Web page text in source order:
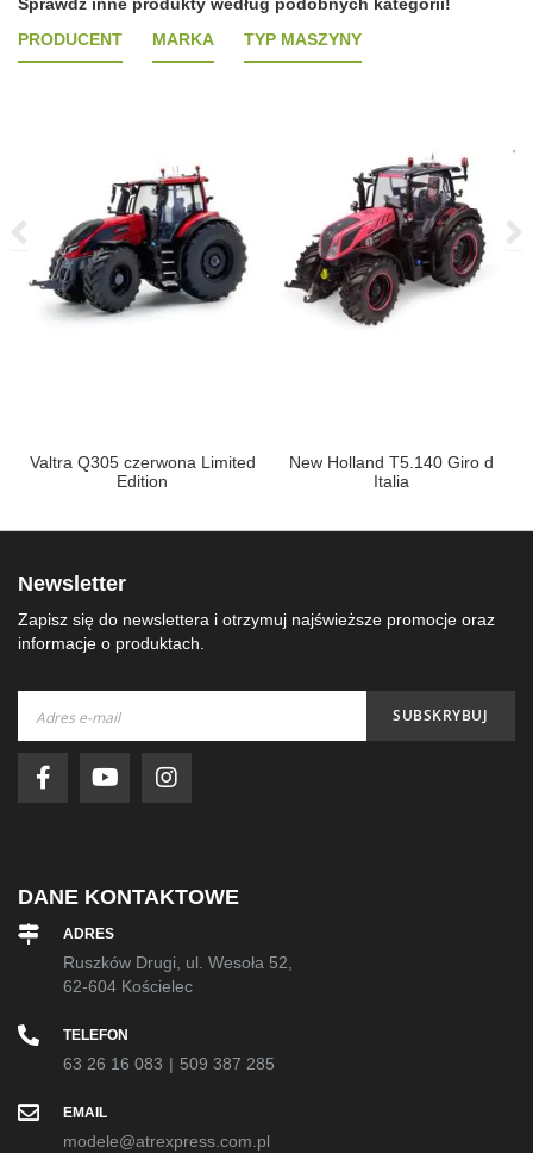
PRODUCENT
MARKA TYP MASZYNY
Valtra Q305 czerwona Limited
Edition
New Holland T5.140 Giro d
Italia
Newsletter
Zapisz się do newslettera i otrzymuj najświeższe promocje oraz
informacje o produktach.
nasz
newsletter:
SUBSKRYBUJ
DANE KONTAKTOWE
ADRES
Ruszków Drugi, ul. Wesoła 52,
62-604 Kościelec
TELEFON
63 26 16 083 | 509 387 285
EMAIL
modele@atrexpress.com.pl